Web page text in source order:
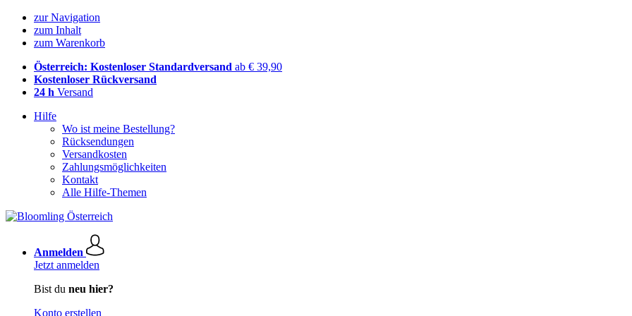
zur Navigation
zum Inhalt
zum Warenkorb
Österreich: Kostenloser Standardversand ab € 39,90
Kostenloser Rückversand
24 h Versand
Hilfe
Wo ist meine Bestellung?
Rücksendungen
Versandkosten
Zahlungsmöglichkeiten
Kontakt
Alle Hilfe-Themen
Anmelden
Jetzt anmelden
Bist du neu hier?
Konto erstellen